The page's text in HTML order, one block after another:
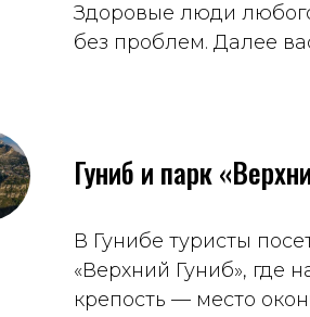
Здоровые люди
без проблем. Далее
Гуниб и парк
В Гунибе туристы
«Верхний Гуниб», где
крепость — место